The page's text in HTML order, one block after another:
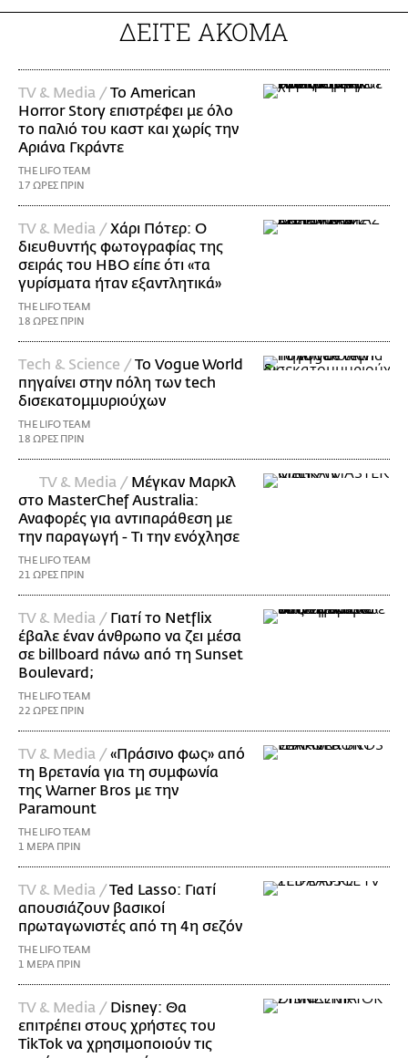
ΔΕΙΤΕ ΑΚΟΜΑ
TV & Media /Το American
Horror Story επιστρέφει με όλο
το παλιό του καστ και χωρίς την
Αριάνα Γκράντε
THE LIFO TEAM
17 ΩΡΕΣ ΠΡΙΝ
TV & Media /Χάρι Πότερ: Ο
διευθυντής φωτογραφίας της
σειράς του HBO είπε ότι «τα
γυρίσματα ήταν εξαντλητικά»
THE LIFO TEAM
18 ΩΡΕΣ ΠΡΙΝ
Τech & Science /Το Vogue World
πηγαίνει στην πόλη των tech
δισεκατομμυριούχων
THE LIFO TEAM
18 ΩΡΕΣ ΠΡΙΝ
TV & Media / Μέγκαν Μαρκλ
στο MasterChef Australia:
Αναφορές για αντιπαράθεση με
την παραγωγή - Τι την ενόχλησε
THE LIFO TEAM
21 ΩΡΕΣ ΠΡΙΝ
TV & Media / Γιατί το Netflix
έβαλε έναν άνθρωπο να ζει μέσα
σε billboard πάνω από τη Sunset
Boulevard;
THE LIFO TEAM
22 ΩΡΕΣ ΠΡΙΝ
TV & Media /«Πράσινο φως» από
τη Βρετανία για τη συμφωνία
της Warner Bros με την
Paramount
THE LIFO TEAM
1 ΜΕΡΑ ΠΡΙΝ
TV & Media /Ted Lasso: Γιατί
απουσιάζουν βασικοί
πρωταγωνιστές από τη 4η σεζόν
THE LIFO TEAM
1 ΜΕΡΑ ΠΡΙΝ
TV & Media / Disney: Θα
επιτρέπει στους χρήστες του
TikTok να χρησιμοποιούν τις